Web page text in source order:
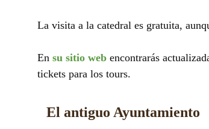
La visita a la catedral es gratuita,
En su sitio web encontrarás
tickets para los tours.
El antiguo Ayuntamiento